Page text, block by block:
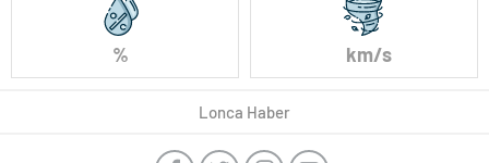
% km/s
Lonca Haber